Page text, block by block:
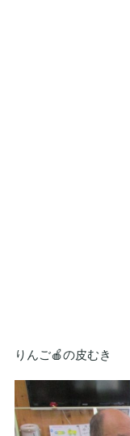
りんご🍎の皮むき